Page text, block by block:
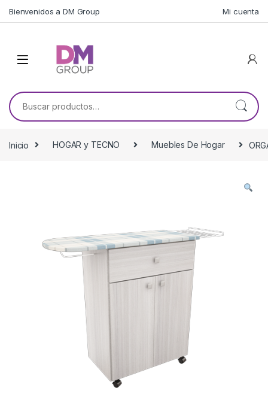
Bienvenidos a DM Group Mi cuenta
Buscar por:
Inicio HOGAR y TECNO Muebles De Hogar